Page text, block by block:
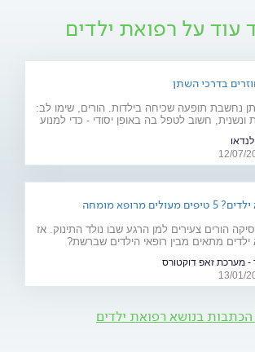
עוד על רפואת ילדים
בדרכי השתן
נחשבת תופעה שכיחה בילדות. הורים, שימו לב:
חשוב לטפל בה באופן יסודי - כדי למנוע
מרופא מומחה
הורים צעירים למן הרגע שבו נולד התינוק. אז
ילדים מתאים מבין רופאי הילדים שברשת?
- מערכת זאפ דוקטורס
בנושא רפואת ילדים